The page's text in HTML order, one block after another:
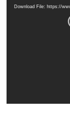
Download File: https://